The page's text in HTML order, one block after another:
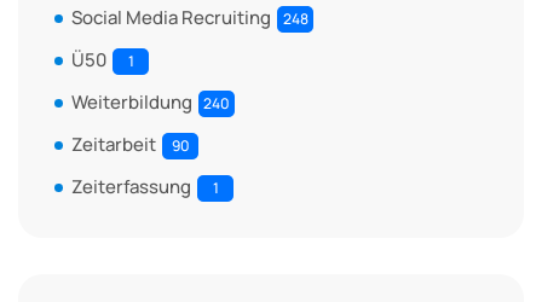
Social Media Recruiting 248
Ü50 1
Weiterbildung 240
Zeitarbeit 90
Zeiterfassung 1